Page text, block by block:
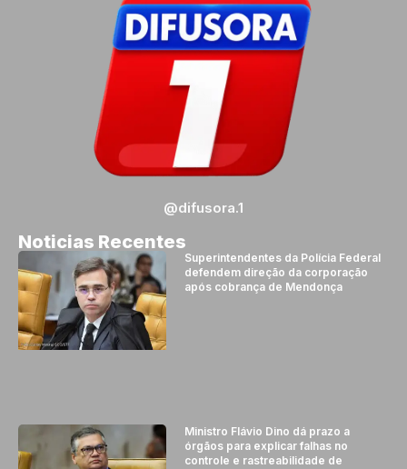
@difusora.1
Noticias Recentes
Superintendentes da Polícia Federal
defendem direção da corporação
após cobrança de Mendonça
Ministro Flávio Dino dá prazo a
órgãos para explicar falhas no
controle e rastreabilidade de